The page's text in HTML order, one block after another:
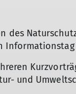
des
und